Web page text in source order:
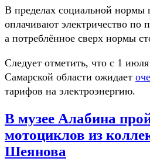
В пределах социальной нормы
оплачивают электричество по
а потреблённое сверх нормы
Следует отметить, что с 1
Самарской области ожидает
тарифов на электроэнергию.
В музее Алабина
мотоциклов из
Шеянова